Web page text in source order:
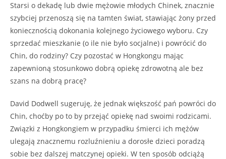
Starsi o dekadę lub dwie mężowie młodych Chinek, znacznie
szybciej przenoszą się na tamten świat, stawiając żony przed
koniecznością dokonania kolejnego życiowego wyboru. Czy
sprzedać mieszkanie (o ile nie było socjalne) i powrócić do
Chin, do rodziny? Czy pozostać w Hongkongu mając
zapewnioną stosunkowo dobrą opiekę zdrowotną ale bez
szans na dobrą pracę?
David Dodwell sugeruję, że jednak większość pań powróci do
Chin, choćby po to by przejąć opiekę nad swoimi rodzicami.
Związki z Hongkongiem w przypadku śmierci ich mężów
ulegają znacznemu rozluźnieniu a dorosłe dzieci poradzą
sobie bez dalszej matczynej opieki. W ten sposób odciążą